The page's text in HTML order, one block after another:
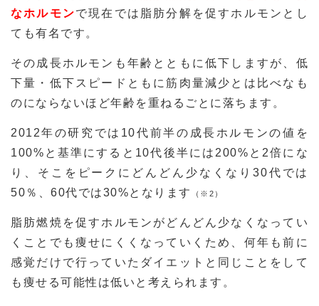
なホルモンで現在では脂肪分解を促すホルモンとし
ても有名です。
その成長ホルモンも年齢とともに低下しますが、低
下量・低下スピードともに筋肉量減少とは比べなも
のにならないほど年齢を重ねるごとに落ちます。
2012年の研究では10代前半の成長ホルモンの値を
100%と基準にすると10代後半には200%と2倍にな
り、そこをピークにどんどん少なくなり30代では
50％、60代では30%となります
（※2）
脂肪燃焼を促すホルモンがどんどん少なくなってい
くことでも痩せにくくなっていくため、何年も前に
感覚だけで行っていたダイエットと同じことをして
も痩せる可能性は低いと考えられます。